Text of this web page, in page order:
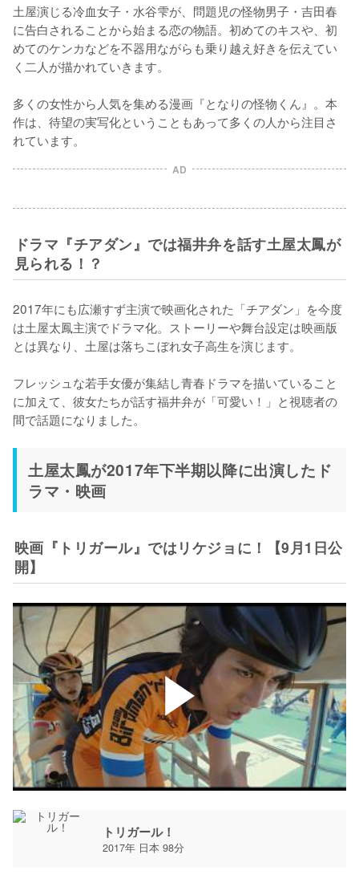
土屋演じる冷血女子・水谷雫が、問題児の怪物男子・吉田春
に告白されることから始まる恋の物語。初めてのキスや、初
めてのケンカなどを不器用ながらも乗り越え好きを伝えてい
く二人が描かれていきます。
多くの女性から人気を集める漫画『となりの怪物くん』。本
作は、待望の実写化ということもあって多くの人から注目さ
れています。
AD
ドラマ『チアダン』では福井弁を話す土屋太鳳が
見られる！？
2017年にも広瀬すず主演で映画化された「チアダン」を今度
は土屋太鳳主演でドラマ化。ストーリーや舞台設定は映画版
とは異なり、土屋は落ちこぼれ女子高生を演じます。
フレッシュな若手女優が集結し青春ドラマを描いていること
に加えて、彼女たちが話す福井弁が「可愛い！」と視聴者の
間で話題になりました。
土屋太鳳が2017年下半期以降に出演したド
ラマ・映画
映画『トリガール』ではリケジョに！【9月1日公
開】
トリガール！
2017年 日本 98分